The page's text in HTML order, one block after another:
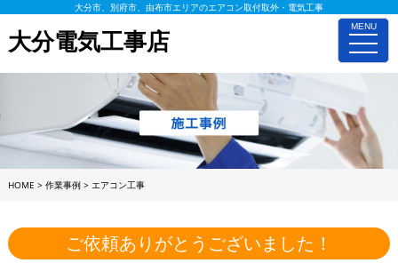
MENU
toggle
大分市、別府市、由布市エリアのエアコン取付取外・電気工事
大分電気工事店
HOME > 作業事例> エアコン工事
ご依頼ありがとうございました！